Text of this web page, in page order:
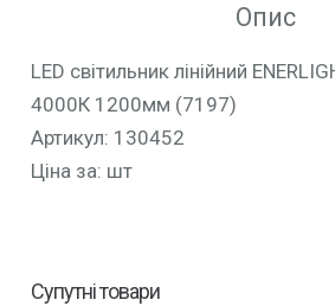
Опис
LED світильник лінійний
4000К 1200мм (7197)
Артикул: 130452
Ціна за: шт
Супутні товари